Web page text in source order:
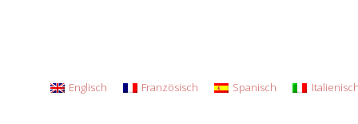
Englisch Französisch Spanisch